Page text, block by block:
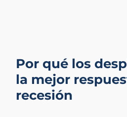
Por qué los
la mejor
recesión